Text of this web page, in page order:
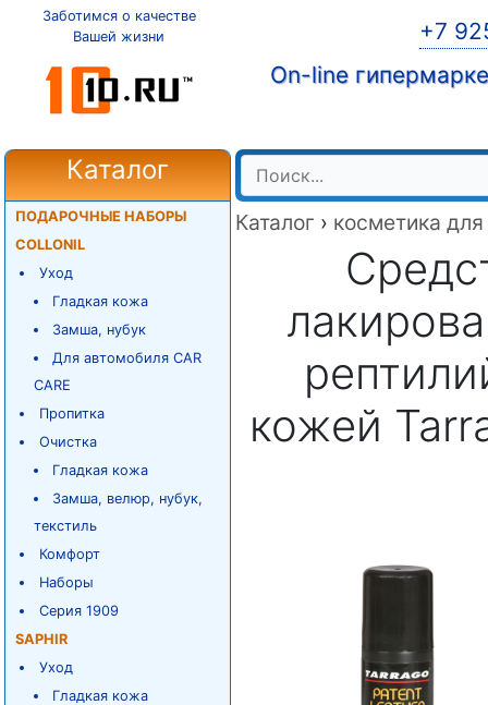
Заботимся о качестве
Вашей жизни
+7
On-line
Каталог
ПОДАРОЧНЫЕ НАБОРЫ
COLLONIL
Уход
Гладкая кожа
Замша, нубук
Для автомобиля CAR
CARE
Пропитка
Очистка
Гладкая кожа
Замша, велюр, нубук,
текстиль
Комфорт
Наборы
Серия 1909
SAPHIR
Уход
Гладкая кожа
Каталог › косметика
кожей